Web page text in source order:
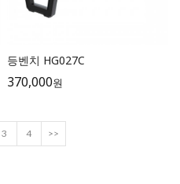
등벤치 HG027C
370,000원
3 4 >>